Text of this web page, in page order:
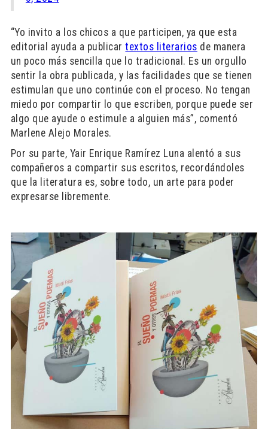
“Yo invito a los chicos a que participen, ya que esta
editorial ayuda a publicartextos literarios de manera
un poco más sencilla que lo tradicional. Es un orgullo
sentir la obra publicada, y las facilidades que se tienen
estimulan que uno continúe con el proceso. No tengan
miedo por compartir lo que escriben, porque puede ser
algo que ayude o estimule a alguien más”, comentó
Marlene Alejo Morales.
Por su parte, Yair Enrique Ramírez Luna alentó a sus
compañeros a compartir sus escritos, recordándoles
que la literatura es, sobre todo, un arte para poder
expresarse libremente.